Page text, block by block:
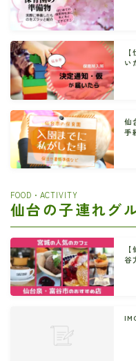
い
仙
手
FOOD・ACTIVITY
仙台の子連れグ
谷